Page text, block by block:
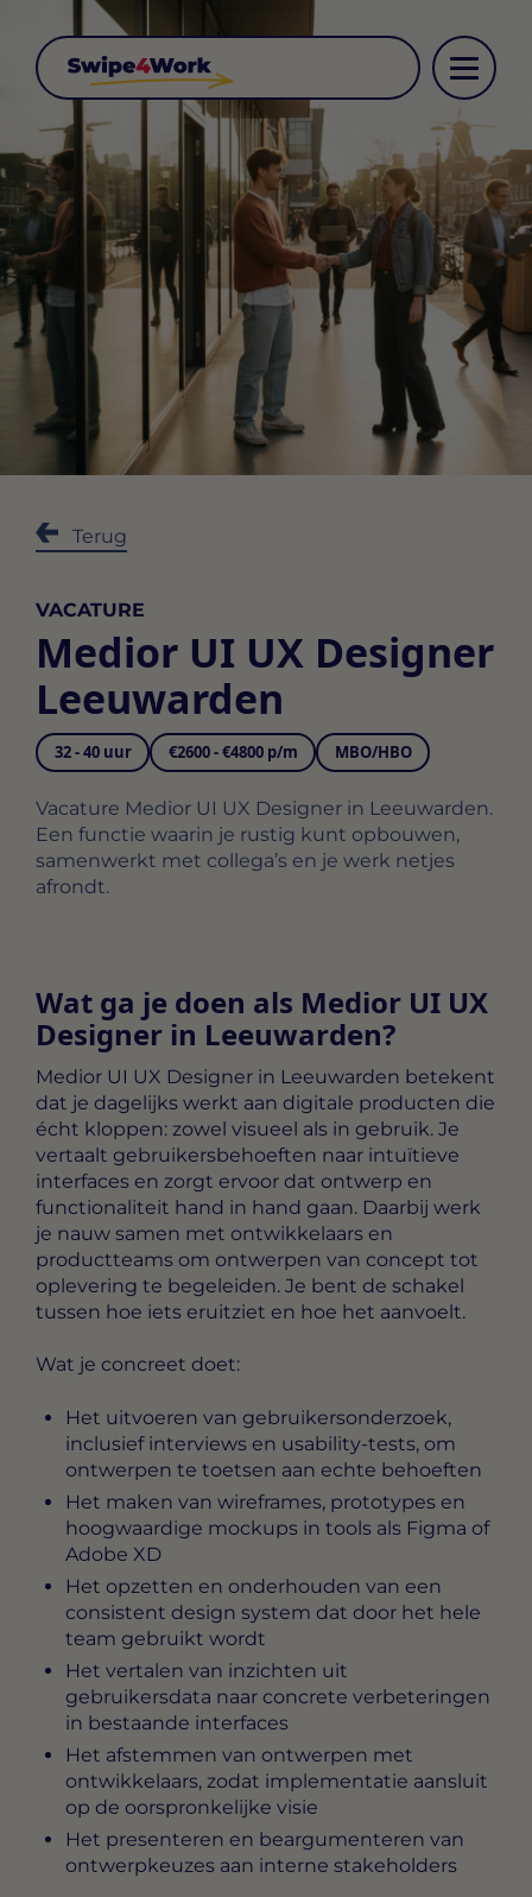
Terug
VACATURE
Medior UI UX Designer
Leeuwarden
32 - 40 uur €2600 - €4800 p/m MBO/HBO
Vacature Medior UI UX Designer in Leeuwarden.
Een functie waarin je rustig kunt opbouwen,
samenwerkt met collega’s en je werk netjes
afrondt.
Wat ga je doen als Medior UI UX
Designer in Leeuwarden?
Medior UI UX Designer in Leeuwarden betekent
dat je dagelijks werkt aan digitale producten die
écht kloppen: zowel visueel als in gebruik. Je
vertaalt gebruikersbehoeften naar intuïtieve
interfaces en zorgt ervoor dat ontwerp en
functionaliteit hand in hand gaan. Daarbij werk
je nauw samen met ontwikkelaars en
productteams om ontwerpen van concept tot
oplevering te begeleiden. Je bent de schakel
tussen hoe iets eruitziet en hoe het aanvoelt.
Wat je concreet doet:
Het uitvoeren van gebruikersonderzoek,
inclusief interviews en usability-tests, om
ontwerpen te toetsen aan echte behoeften
Het maken van wireframes, prototypes en
hoogwaardige mockups in tools als Figma of
Adobe XD
Het opzetten en onderhouden van een
consistent design system dat door het hele
team gebruikt wordt
Het vertalen van inzichten uit
gebruikersdata naar concrete verbeteringen
in bestaande interfaces
Het afstemmen van ontwerpen met
ontwikkelaars, zodat implementatie aansluit
op de oorspronkelijke visie
Het presenteren en beargumenteren van
ontwerpkeuzes aan interne stakeholders